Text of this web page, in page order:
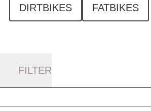
DIRTBIKES FATBIKES
FILTER